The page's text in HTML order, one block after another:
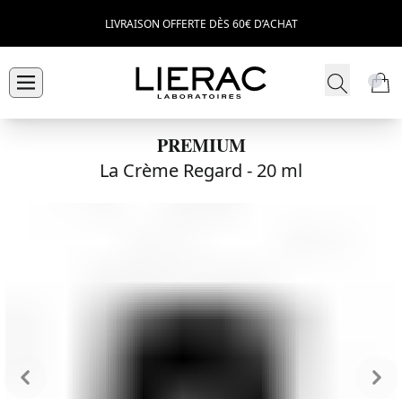
LIVRAISON OFFERTE DÈS 60€ D’ACHAT
PREMIUM
La Crème Regard - 20 ml